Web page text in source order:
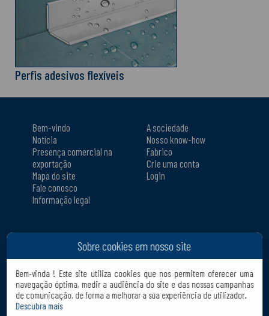
Perfis adesivos flexíveis
Bem-vindo
Notícia
Presença comercial na
exportação
Mapa do site
Fale conosco
Informação legal
A sociedade
Nosso know-how
Fabrico
Crie uma conta
Login
Nossos produtos
Pesquisar um produto
Downloads
Ajudas à venda
Onde encontrar nossos
produtos
FAQ
CQFD
90, rue du Moron
69440 Saint Laurent
d'Agny
FRANCE
Tél. :+33 04 78 48 74 72
Sobre cookies em nosso site
Bem-vinda ! Este site utiliza cookies que nos permitem oferecer uma
navegação óptima, medir a audiência do site e das nossas campanhas
de comunicação, de forma a melhorar a sua experiência de utilizador.
Descubra mais